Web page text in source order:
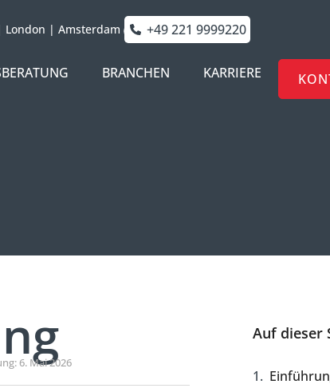
London | Amsterdam +49 221 9999220
BRANCHEN KARRIERE
6. Mai 2026
Auf dieser